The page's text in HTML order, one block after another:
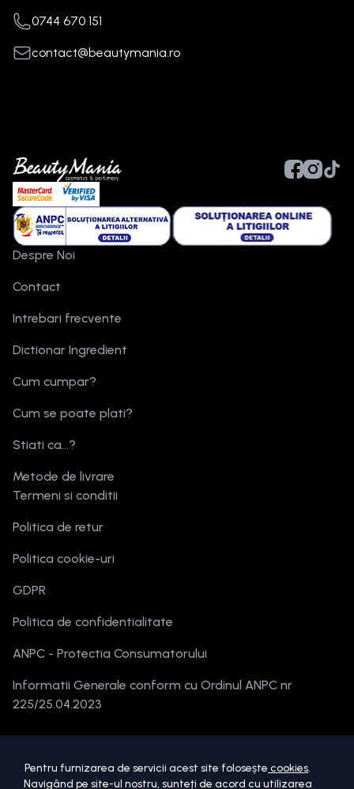
0744 670 151
contact@beautymania.ro
Despre Noi
Contact
Intrebari frecvente
Dictionar Ingredient
Cum cumpar?
Cum se poate plati?
Stiati ca...?
Metode de livrare
Termeni si conditii
Politica de retur
Politica cookie-uri
GDPR
Politica de confidentialitate
ANPC - Protectia Consumatorului
Informatii Generale conform cu Ordinul ANPC nr
225/25.04.2023
Pentru furnizarea de servicii acest site folosește cookies.
Navigând pe site-ul nostru, sunteți de acord cu utilizarea